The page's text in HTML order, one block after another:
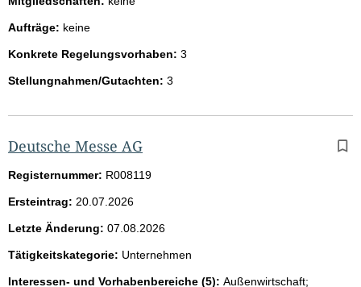
Aufträge: keine
Konkrete Regelungsvorhaben: 3
Stellungnahmen/Gutachten: 3
Deutsche Messe AG
Registernummer: R008119
Ersteintrag: 20.07.2026
Letzte Änderung: 07.08.2026
Tätigkeitskategorie: Unternehmen
Interessen- und Vorhabenbereiche (5): Außenwirtschaft;